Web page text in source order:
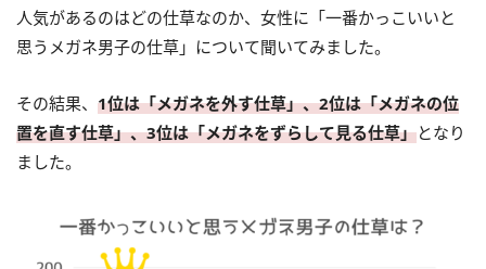
人気があるのはどの仕草なのか、女性に「一番かっこいいと
思うメガネ男子の仕草」について聞いてみました。
その結果、 1位は「メガネを外す仕草」、2位は「メガネの位
置を直す仕草」、3位は「メガネをずらして見る仕草」となり
ました。